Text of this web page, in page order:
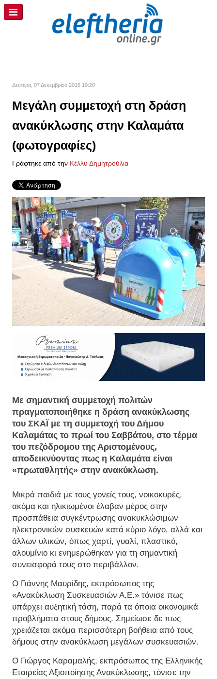
Δευτέρα, 07 Δεκεμβρίου 2015 19:20
Μεγάλη συμμετοχή στη δράση
ανακύκλωσης στην Καλαμάτα
(φωτογραφίες)
Γράφτηκε από την Κέλλυ Δημητρούλια
Με σημαντική συμμετοχή πολιτών
πραγματοποιήθηκε η δράση ανακύκλωσης
του ΣΚΑΪ με τη συμμετοχή του Δήμου
Καλαμάτας το πρωί του Σαββάτου, στο τέρμα
του πεζόδρομου της Αριστομένους,
αποδεικνύοντας πως η Καλαμάτα είναι
«πρωταθλητής» στην ανακύκλωση.
Μικρά παιδιά με τους γονείς τους, νοικοκυρές,
ακόμα και ηλικιωμένοι έλαβαν μέρος στην
προσπάθεια συγκέντρωσης ανακυκλώσιμων
ηλεκτρονικών συσκευών κατά κύριο λόγο, αλλά και
άλλων υλικών, όπως χαρτί, γυαλί, πλαστικό,
αλουμίνιο κι ενημερώθηκαν για τη σημαντική
συνεισφορά τους στο περιβάλλον.
Ο Γιάννης Μαυρίδης, εκπρόσωπος της
«Ανακύκλωση Συσκευασιών Α.Ε.» τόνισε πως
υπάρχει αυξητική τάση, παρά τα όποια οικονομικά
προβλήματα στους δήμους. Σημείωσε δε πως
χρειάζεται ακόμα περισσότερη βοήθεια από τους
δήμους στην ανακύκλωση μεγάλων συσκευασιών.
Ο Γιώργος Καραμαλής, εκπρόσωπος της Ελληνικής
Εταιρείας Αξιοποίησης Ανακύκλωσης, τόνισε την